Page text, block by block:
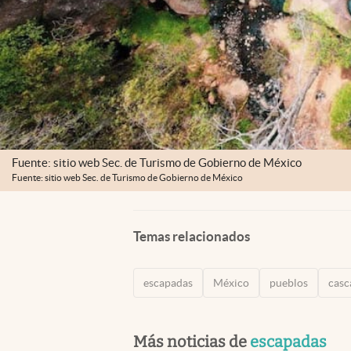
Fuente: sitio web Sec. de Turismo de Gobierno de México
Fuente: sitio web Sec. de Turismo de Gobierno de México
Temas relacionados
escapadas México pueblos
Más noticias de escapadas